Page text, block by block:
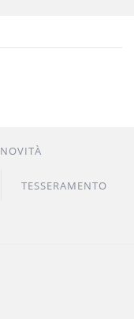
NOVITÀ
TESSERAMENTO